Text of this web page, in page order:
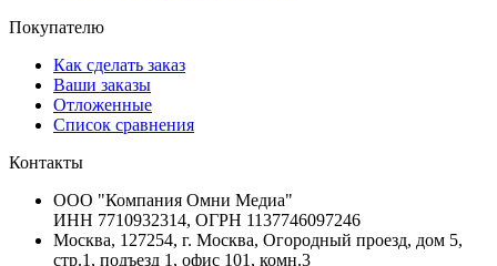
Покупателю
Как сделать заказ
Ваши заказы
Отложенные
Список сравнения
Контакты
ООО "Компания Омни Медиа"
ИНН 7710932314, ОГРН 1137746097246
Москва, 127254, г. Москва, Огородный проезд, дом 5,
стр.1, подъезд 1, офис 101, комн.3